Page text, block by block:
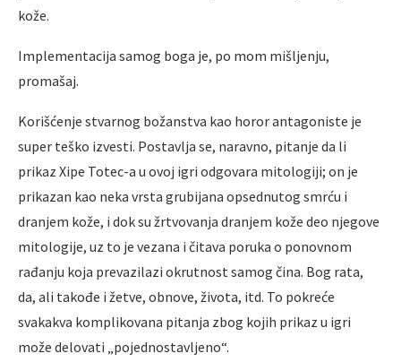
kože.
Implementacija samog boga je, po mom mišljenju,
promašaj.
Korišćenje stvarnog božanstva kao horor antagoniste je
super teško izvesti. Postavlja se, naravno, pitanje da li
prikaz Xipe Totec-a u ovoj igri odgovara mitologiji; on je
prikazan kao neka vrsta grubijana opsednutog smrću i
dranjem kože, i dok su žrtvovanja dranjem kože deo njegove
mitologije, uz to je vezana i čitava poruka o ponovnom
rađanju koja prevazilazi okrutnost samog čina. Bog rata,
da, ali takođe i žetve, obnove, života, itd. To pokreće
svakakva komplikovana pitanja zbog kojih prikaz u igri
može delovati „pojednostavljeno“.